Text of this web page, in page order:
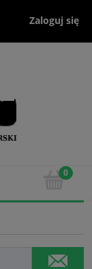
Zaloguj się